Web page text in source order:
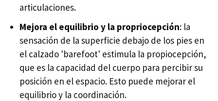
articulaciones.
Mejora el equilibrio y la propriocepción: la
sensación de la superficie debajo de los pies en
el calzado 'barefoot' estimula la propiocepción,
que es la capacidad del cuerpo para percibir su
posición en el espacio. Esto puede mejorar el
equilibrio y la coordinación.